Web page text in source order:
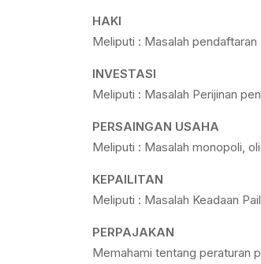
HAKI
Meliputi : Masalah
INVESTASI
Meliputi : Masalah Perijinan
PERSAINGAN USAHA
Meliputi : Masalah monopoli,
KEPAILITAN
Meliputi : Masalah Keadaan
PERPAJAKAN
Memahami tentang peraturan